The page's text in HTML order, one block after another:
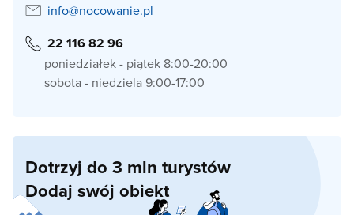
info@nocowanie.pl
22 116 82 96
poniedziałek - piątek 8:00-20:00
sobota - niedziela 9:00-17:00
Dotrzyj do 3 mln turystów
Dodaj swój obiekt